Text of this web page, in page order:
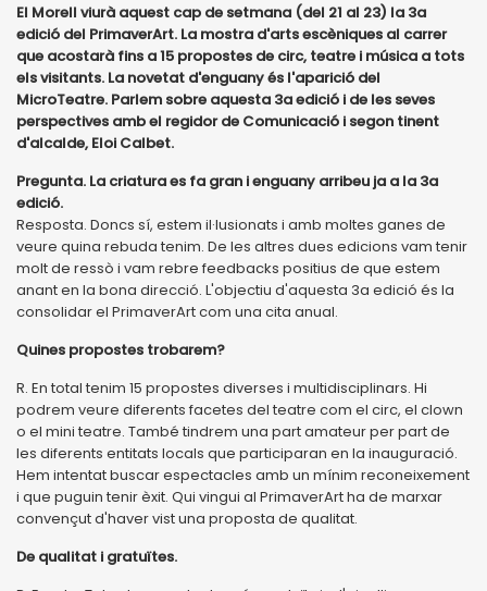
El Morell viurà aquest cap de setmana (del 21 al 23) la 3a
edició del PrimaverArt. La mostra d'arts escèniques al carrer
que acostarà fins a 15 propostes de circ, teatre i música a tots
els visitants. La novetat d'enguany és l'aparició del
MicroTeatre. Parlem sobre aquesta 3a edició i de les seves
perspectives amb el regidor de Comunicació i segon tinent
d'alcalde, Eloi Calbet.
Pregunta. La criatura es fa gran i enguany arribeu ja a la 3a
edició.
Resposta. Doncs sí, estem il·lusionats i amb moltes ganes de
veure quina rebuda tenim. De les altres dues edicions vam tenir
molt de ressò i vam rebre feedbacks positius de que estem
anant en la bona direcció. L'objectiu d'aquesta 3a edició és la
consolidar el PrimaverArt com una cita anual.
Quines propostes trobarem?
R. En total tenim 15 propostes diverses i multidisciplinars. Hi
podrem veure diferents facetes del teatre com el circ, el clown
o el mini teatre. També tindrem una part amateur per part de
les diferents entitats locals que participaran en la inauguració.
Hem intentat buscar espectacles amb un mínim reconeixement
i que puguin tenir èxit. Qui vingui al PrimaverArt ha de marxar
convençut d'haver vist una proposta de qualitat.
De qualitat i gratuïtes.